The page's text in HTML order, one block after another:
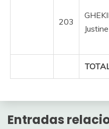
203
Justine
Entradas